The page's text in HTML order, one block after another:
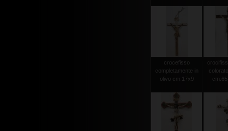
crocefisso
completamente in
olivo cm.17x9